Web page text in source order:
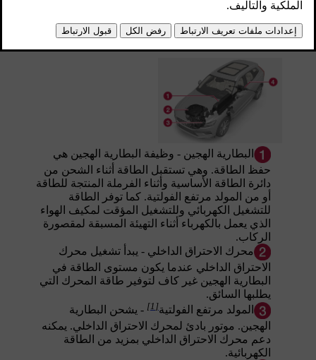
يمكن لكل من محرك الاحتراق الداخلي والمحرك الكهربائي أن يولد
القدرة المحركة إلى العجلات مباشرة. نظام تحكم متقدم يجمع بين
خصائص النظامين في القيادة من أجل توفير أفضل قيادة اقتصادية.
البطارية الهجين - وظيفة البطارية الهجين هي
حفظ الطاقة. وهي تستقبل الطاقة أثناء الشحن من
دائرة الطاقة الأساسية وأثناء الفرملة المنتجة للطاقة
أو من المولد مرتفع الفولتية. كما توفر الطاقة
للتشغيل الكهربائي وللتشغيل المؤقت لمكيف الهواء
الذي يعمل بالكهرباء أثناء التهيئة المسبقة لمقصورة
الركاب.
محرك الاحتراق الداخلي - يبدأ تشغيل محرك
الاحتراق الداخلي عندما يكون مستوى الطاقة في
البطارية الهجين غير كاف لتوفير طاقة المحرك التي
يطلبها السائق.
المولد مرتفع الفولتية[1]
- يشحن البطارية
الهجين. موتور بادئ لمحرك الاحتراق الداخلي. يمكنه
دعم محرك الاحتراق الداخلي بمزيد من الطاقة
الكهربائية.